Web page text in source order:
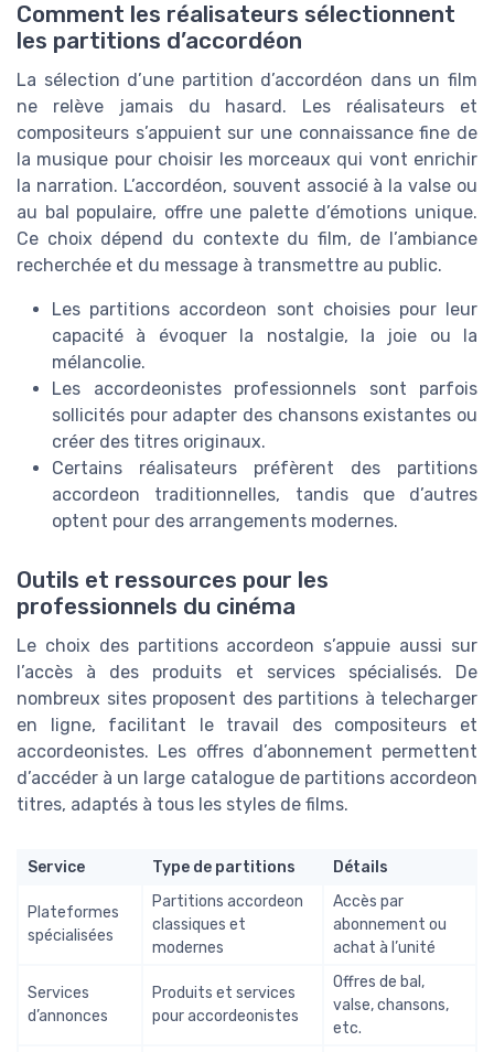
Comment les réalisateurs sélectionnent
les partitions d’accordéon
La sélection d’une partition d’accordéon dans un film
ne relève jamais du hasard. Les réalisateurs et
compositeurs s’appuient sur une connaissance fine de
la musique pour choisir les morceaux qui vont enrichir
la narration. L’accordéon, souvent associé à la valse ou
au bal populaire, offre une palette d’émotions unique.
Ce choix dépend du contexte du film, de l’ambiance
recherchée et du message à transmettre au public.
Les partitions accordeon sont choisies pour leur
capacité à évoquer la nostalgie, la joie ou la
mélancolie.
Les accordeonistes professionnels sont parfois
sollicités pour adapter des chansons existantes ou
créer des titres originaux.
Certains réalisateurs préfèrent des partitions
accordeon traditionnelles, tandis que d’autres
optent pour des arrangements modernes.
Outils et ressources pour les
professionnels du cinéma
Le choix des partitions accordeon s’appuie aussi sur
l’accès à des produits et services spécialisés. De
nombreux sites proposent des partitions à telecharger
en ligne, facilitant le travail des compositeurs et
accordeonistes. Les offres d’abonnement permettent
d’accéder à un large catalogue de partitions accordeon
titres, adaptés à tous les styles de films.
Service Type de partitions Détails
Plateformes
spécialisées
Partitions accordeon
classiques et
modernes
Accès par
abonnement ou
achat à l’unité
Services
d’annonces
Produits et services
pour accordeonistes
Offres de bal,
valse, chansons,
etc.